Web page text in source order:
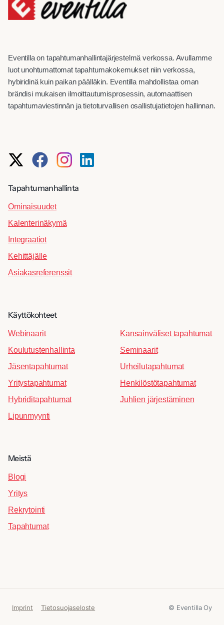
Eventilla on tapahtumanhallintajärjestelmä verkossa. Avullamme
luot unohtumattomat tapahtumakokemukset niin verkossa,
hybiridinä kuin paikan päälläkin. Eventilla mahdollistaa oman
brändisi mukaisen ilmoittautumisprosessin, automaattisen
tapahtumaviestinnän ja tietoturvallisen osallistujatietojen hallinnan.
Tapahtumanhallinta
Ominaisuudet
Kalenterinäkymä
Integraatiot
Kehittäjälle
Asiakasreferenssit
Käyttökohteet
Webinaarit
Koulutustenhallinta
Jäsentapahtumat
Yritystapahtumat
Hybriditapahtumat
Lipunmyynti
Kansainväliset tapahtumat
Seminaarit
Urheilutapahtumat
Henkilöstötapahtumat
Juhlien järjestäminen
Meistä
Blogi
Yritys
Rekrytointi
Tapahtumat
Imprint Tietosuojaseloste © Eventilla Oy